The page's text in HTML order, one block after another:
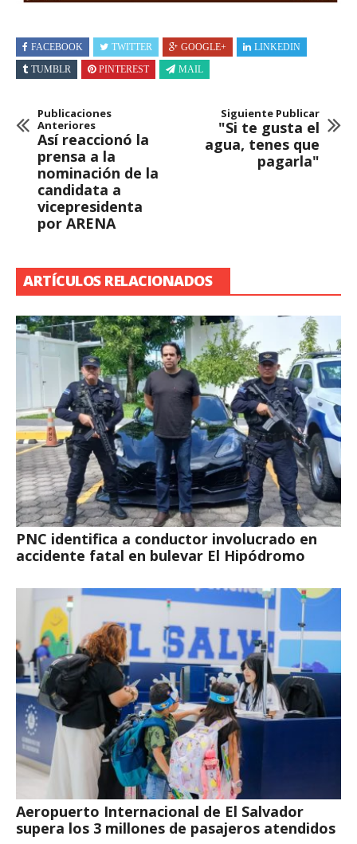
FACEBOOK TWITTER GOOGLE+
LINKEDIN
TUMBLR
PINTEREST MAIL
Publicaciones
Anteriores
Así reaccionó la
prensa a la
nominación de la
candidata a
vicepresidenta
por ARENA
Siguiente Publicar
"Si te gusta el
agua, tenes que
pagarla"
ARTÍCULOS RELACIONADOS
PNC identifica a conductor involucrado en
accidente fatal en bulevar El Hipódromo
Aeropuerto Internacional de El Salvador
supera los 3 millones de pasajeros atendidos